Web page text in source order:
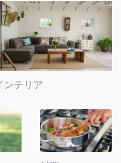
ンテリア